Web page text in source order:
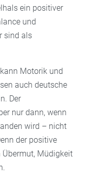
ein positiver
und
sind als
Motorik und
auch deutsche
Der
nur dann, wenn
wird – nicht
der positive
Müdigkeit